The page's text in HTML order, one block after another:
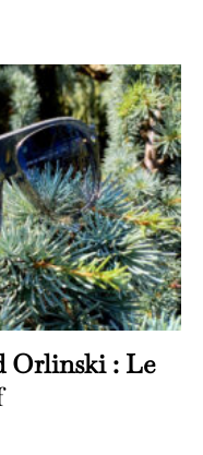
Orlinski : Le